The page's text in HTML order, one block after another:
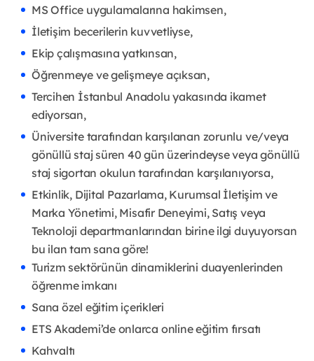
MS Office uygulamalarına hakimsen,
İletişim becerilerin kuvvetliyse,
Ekip çalışmasına yatkınsan,
Öğrenmeye ve gelişmeye açıksan,
Tercihen İstanbul Anadolu yakasında ikamet
ediyorsan,
Üniversite tarafından karşılanan zorunlu ve/veya
gönüllü staj süren 40 gün üzerindeyse veya gönüllü
staj sigortan okulun tarafından karşılanıyorsa,
Etkinlik, Dijital Pazarlama, Kurumsal İletişim ve
Marka Yönetimi, Misafir Deneyimi, Satış veya
Teknoloji departmanlarından birine ilgi duyuyorsan
bu ilan tam sana göre!
Turizm sektörünün dinamiklerini duayenlerinden
öğrenme imkanı
Sana özel eğitim içerikleri
ETS Akademi’de onlarca online eğitim fırsatı
Kahvaltı